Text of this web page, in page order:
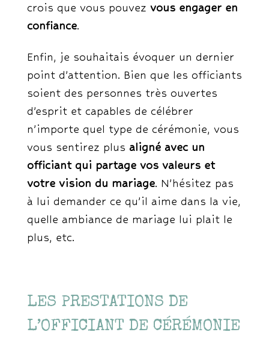
crois que vous pouvez vous engager en
confiance.
Enfin, je souhaitais évoquer un dernier
point d’attention. Bien que les officiants
soient des personnes très ouvertes
d’esprit et capables de célébrer
n’importe quel type de cérémonie, vous
vous sentirez plus aligné avec un
officiant qui partage vos valeurs et
votre vision du mariage. N’hésitez pas
à lui demander ce qu’il aime dans la vie,
quelle ambiance de mariage lui plait le
plus, etc.
LES PRESTATIONS DE
L’OFFICIANT DE CÉRÉMONIE